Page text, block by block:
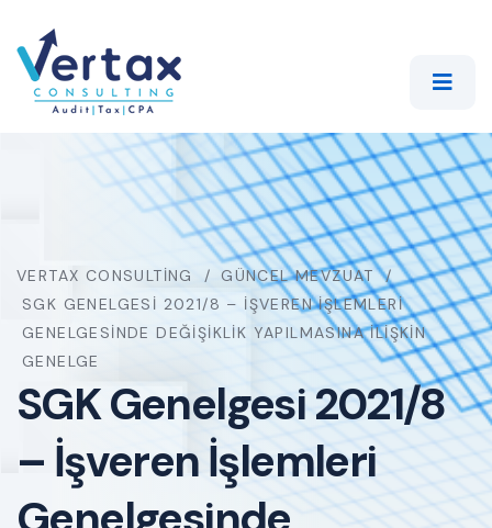
VERTAX CONSULTING
GÜNCEL MEVZUAT
SGK GENELGESI 2021/8 – İŞVEREN İŞLEMLERI
GENELGESINDE DEĞIŞIKLIK YAPILMASINA İLIŞKIN
GENELGE
SGK Genelgesi 2021/8
– İşveren İşlemleri